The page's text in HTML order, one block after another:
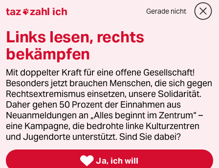
Downloads für Abonnierende
© 2026 taz Verlags und Vertriebs GmbH
Alle Rechte vorbehalten. Bei rechtlichen Fragen oder für Genehmigungen
wenden Sie sich bitte an lizenzen@taz.de
Feedback Redaktionsstatut Kommune-Richtlinien
Leitlinie Informant Datenschutz Impressum AGB
Seitenwende Einwilligungen widerrufen (Ads)
taz zahl ich Gerade nicht
Links lesen, rechts
bekämpfen
Mit doppelter Kraft für eine offene Gesellschaft!
Besonders jetzt brauchen Menschen, die sich gegen
Rechtsextremismus einsetzen, unsere Solidarität.
Daher gehen 50 Prozent der Einnahmen aus
Neuanmeldungen an „Alles beginnt im Zentrum“ –
eine Kampagne, die bedrohte linke Kulturzentren
und Jugendorte unterstützt. Sind Sie dabei?
 Ja, ich will